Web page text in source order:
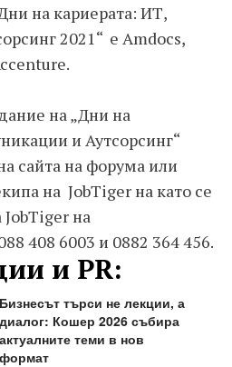
на кариерата: ИТ,
2021“ е Amdocs,
на „Дни на
и Аутсорсинг“
сайта на форума или
на JobTiger на като се
на
408 6003 и 0882 364 456.
и PR:
Бизнесът търси не лекции, а
диалог: Кошер 2026 събира
актуалните теми в нов
формат